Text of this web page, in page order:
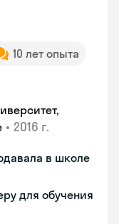
10 лет опыта
• 2016 г.
в школе
для обучения